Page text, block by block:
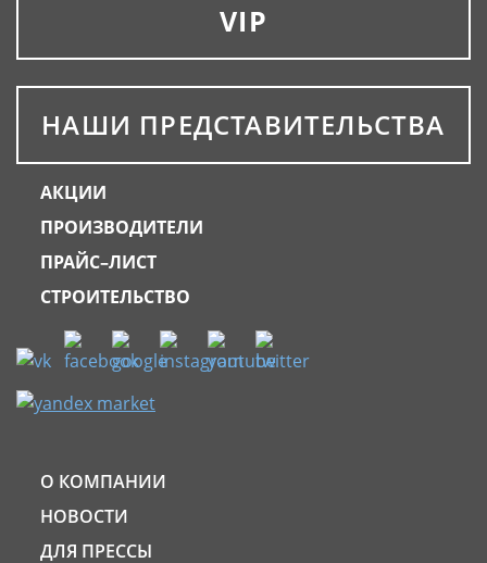
VIP
НАШИ ПРЕДСТАВИТЕЛЬСТВА
АКЦИИ
ПРОИЗВОДИТЕЛИ
ПРАЙС–ЛИСТ
СТРОИТЕЛЬСТВО
О КОМПАНИИ
НОВОСТИ
ДЛЯ ПРЕССЫ